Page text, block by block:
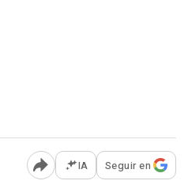
Abrir opciones para
IA Seguir en